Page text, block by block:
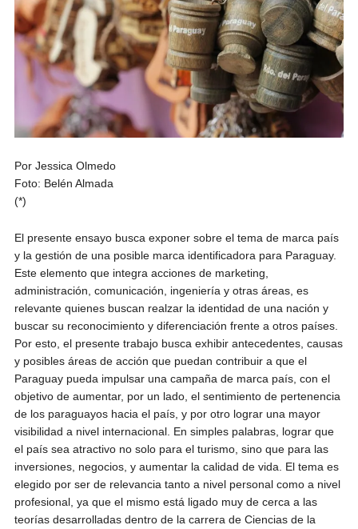
Por Jessica Olmedo
Foto: Belén Almada
(*)
El presente ensayo busca exponer sobre el tema de marca país
y la gestión de una posible marca identificadora para Paraguay.
Este elemento que integra acciones de marketing,
administración, comunicación, ingeniería y otras áreas, es
relevante quienes buscan realzar la identidad de una nación y
buscar su reconocimiento y diferenciación frente a otros países.
Por esto, el presente trabajo busca exhibir antecedentes, causas
y posibles áreas de acción que puedan contribuir a que el
Paraguay pueda impulsar una campaña de marca país, con el
objetivo de aumentar, por un lado, el sentimiento de pertenencia
de los paraguayos hacia el país, y por otro lograr una mayor
visibilidad a nivel internacional. En simples palabras, lograr que
el país sea atractivo no solo para el turismo, sino que para las
inversiones, negocios, y aumentar la calidad de vida. El tema es
elegido por ser de relevancia tanto a nivel personal como a nivel
profesional, ya que el mismo está ligado muy de cerca a las
teorías desarrolladas dentro de la carrera de Ciencias de la